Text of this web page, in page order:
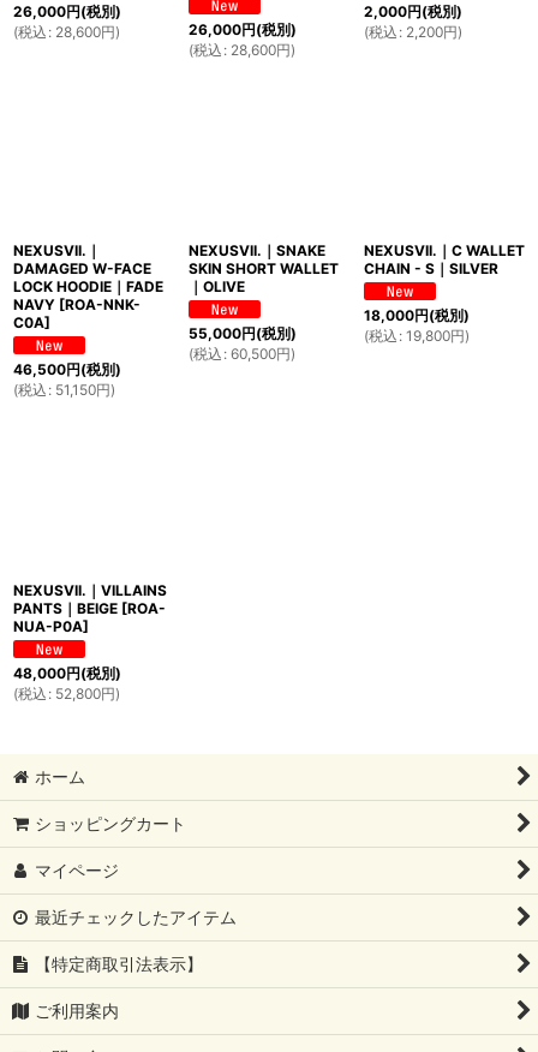
26,000円(税別)
(税込 : 28,600円) 26,000円(税別)
(税込 : 28,600円)
2,000円(税別)
(税込 : 2,200円)
NEXUSVII.｜
DAMAGED W-FACE
LOCK HOODIE｜FADE
NAVY [ROA-NNK-
C0A]
46,500円(税別)
(税込 : 51,150円)
NEXUSVII.｜SNAKE
SKIN SHORT WALLET
｜OLIVE
55,000円(税別)
(税込 : 60,500円)
NEXUSVII.｜C WALLET
CHAIN - S｜SILVER
18,000円(税別)
(税込 : 19,800円)
NEXUSVII.｜VILLAINS
PANTS｜BEIGE [ROA-
NUA-P0A]
48,000円(税別)
(税込 : 52,800円)
ホーム
ショッピングカート
マイページ
最近チェックしたアイテム
【特定商取引法表示】
ご利用案内